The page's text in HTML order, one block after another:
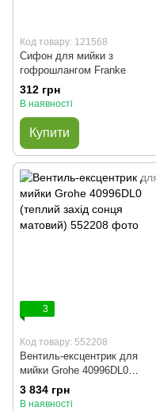
Код товару: 121568
Сифон для мийки з
гофрошлангом Franke
312 грн
В наявності
Купити
3
Код товару: 552208
Вентиль-ексцентрик для
мийки Grohe 40996DL0
(теплий захід сонця матовий)
3 834 грн
В наявності